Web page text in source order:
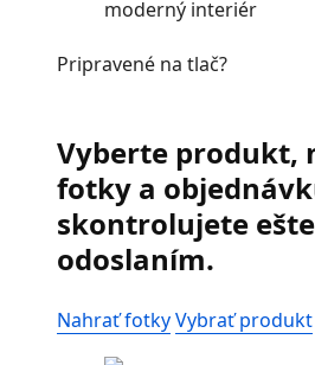
Pripravené na tlač?
Vyberte produkt,
fotky a
skontrolujete
odoslaním.
Nahrať fotkyVybrať produkt